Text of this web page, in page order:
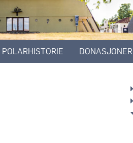
POLARHISTORIE DONASJONER